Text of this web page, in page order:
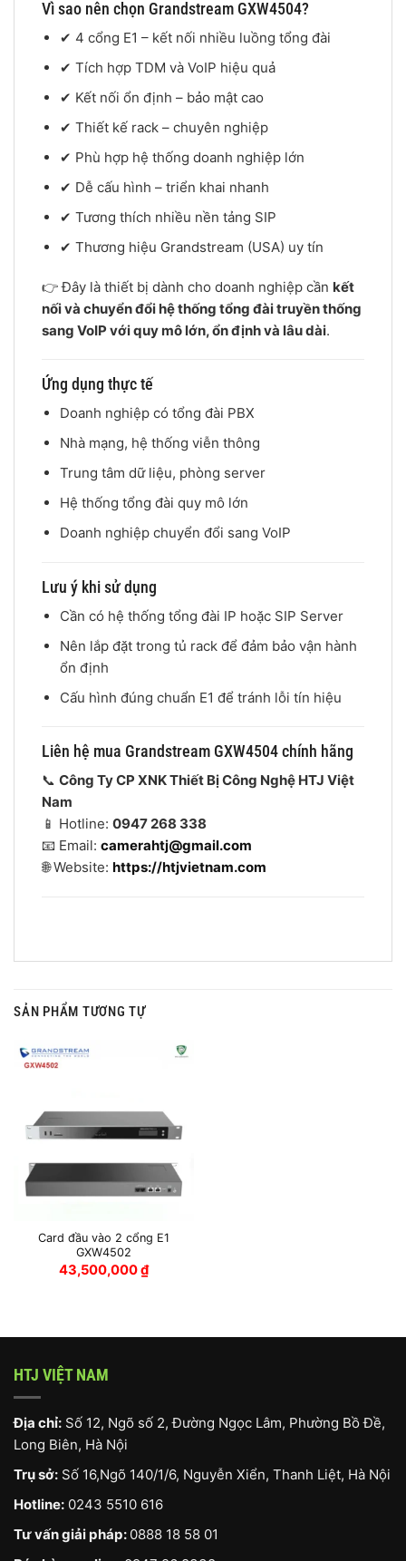
Vì sao nên chọn Grandstream GXW4504?
✔ 4 cổng E1 – kết nối nhiều luồng tổng đài
✔ Tích hợp TDM và VoIP hiệu quả
✔ Kết nối ổn định – bảo mật cao
✔ Thiết kế rack – chuyên nghiệp
✔ Phù hợp hệ thống doanh nghiệp lớn
✔ Dễ cấu hình – triển khai nhanh
✔ Tương thích nhiều nền tảng SIP
✔ Thương hiệu Grandstream (USA) uy tín
👉 Đây là thiết bị dành cho doanh nghiệp cần kết
nối và chuyển đổi hệ thống tổng đài truyền thống
sang VoIP với quy mô lớn, ổn định và lâu dài.
Ứng dụng thực tế
Doanh nghiệp có tổng đài PBX
Nhà mạng, hệ thống viễn thông
Trung tâm dữ liệu, phòng server
Hệ thống tổng đài quy mô lớn
Doanh nghiệp chuyển đổi sang VoIP
Lưu ý khi sử dụng
Cần có hệ thống tổng đài IP hoặc SIP Server
Nên lắp đặt trong tủ rack để đảm bảo vận hành
ổn định
Cấu hình đúng chuẩn E1 để tránh lỗi tín hiệu
Liên hệ mua Grandstream GXW4504 chính hãng
📞 Công Ty CP XNK Thiết Bị Công Nghệ HTJ Việt
Nam
📱 Hotline: 0947 268 338
📧 Email: camerahtj@gmail.com
🌐 Website: https://htjvietnam.com
SẢN PHẨM TƯƠNG TỰ
Card đầu vào 2 cổng E1
GXW4502
43,500,000₫
HTJ VIỆT NAM
Địa chỉ: Số 12, Ngõ số 2, Đường Ngọc Lâm, Phường Bồ Đề,
Long Biên, Hà Nội
Trụ sở: Số 16,Ngõ 140/1/6, Nguyễn Xiển, Thanh Liệt, Hà Nội
Hotline: 0243 5510 616
Tư vấn giải pháp: 0888 18 58 01